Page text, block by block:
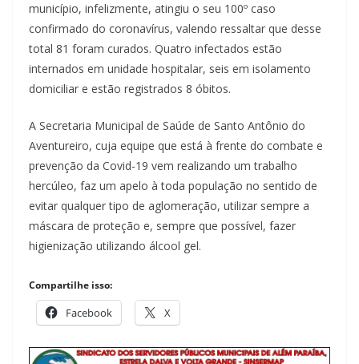
município, infelizmente, atingiu o seu 100º caso
confirmado do coronavírus, valendo ressaltar que desse
total 81 foram curados. Quatro infectados estão
internados em unidade hospitalar, seis em isolamento
domiciliar e estão registrados 8 óbitos.
A Secretaria Municipal de Saúde de Santo Antônio do
Aventureiro, cuja equipe que está à frente do combate e
prevenção da Covid-19 vem realizando um trabalho
hercúleo, faz um apelo à toda população no sentido de
evitar qualquer tipo de aglomeração, utilizar sempre a
máscara de proteção e, sempre que possível, fazer
higienização utilizando álcool gel.
Compartilhe isso:
Facebook X